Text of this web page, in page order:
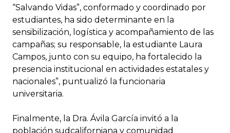
“Salvando Vidas”, conformado y coordinado por
estudiantes, ha sido determinante en la
sensibilización, logística y acompañamiento de las
campañas; su responsable, la estudiante Laura
Campos, junto con su equipo, ha fortalecido la
presencia institucional en actividades estatales y
nacionales”, puntualizó la funcionaria
universitaria.
Finalmente, la Dra. Ávila García invitó a la
población sudcaliforniana y comunidad